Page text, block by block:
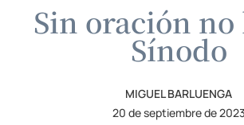
Sin oración
Sínodo
MIGUEL BARLUENGA
20 de septiembre de 2023